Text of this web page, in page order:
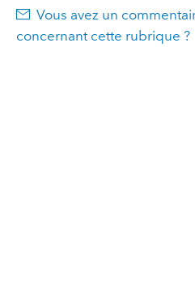
Vous avez un
concernant cette rubrique ?